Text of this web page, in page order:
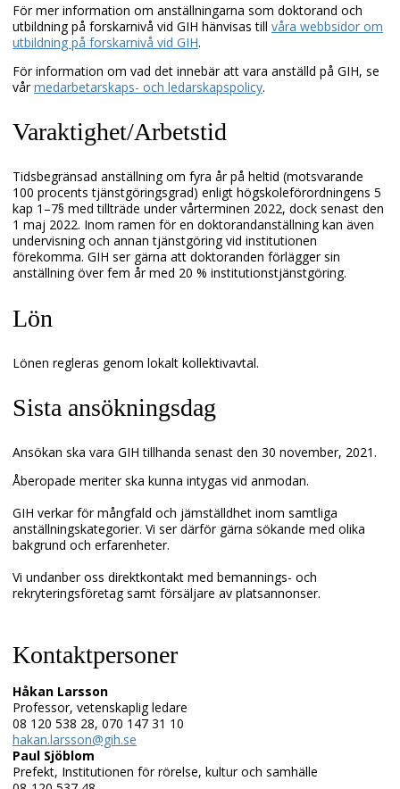
För mer information om anställningarna som doktorand och
utbildning på forskarnivå vid GIH hänvisas till våra webbsidor om
utbildning på forskarnivå vid GIH.
För information om vad det innebär att vara anställd på GIH, se
vårmedarbetarskaps- och ledarskapspolicy.
Varaktighet/Arbetstid
Tidsbegränsad anställning om fyra år på heltid (motsvarande
100 procents tjänstgöringsgrad) enligt högskoleförordningens 5
kap 1–7§ med tillträde under vårterminen 2022, dock senast den
1 maj 2022. Inom ramen för en doktorandanställning kan även
undervisning och annan tjänstgöring vid institutionen
förekomma. GIH ser gärna att doktoranden förlägger sin
anställning över fem år med 20 % institutionstjänstgöring.
Lön
Lönen regleras genom lokalt kollektivavtal.
Sista ansökningsdag
Ansökan ska vara GIH tillhanda senast den 30 november, 2021.
Åberopade meriter ska kunna intygas vid anmodan.
GIH verkar för mångfald och jämställdhet inom samtliga
anställningskategorier. Vi ser därför gärna sökande med olika
bakgrund och erfarenheter.
Vi undanber oss direktkontakt med bemannings- och
rekryteringsföretag samt försäljare av platsannonser.
Kontaktpersoner
Håkan Larsson
Professor, vetenskaplig ledare
08 120 538 28, 070 147 31 10
hakan.larsson@gih.se
Paul Sjöblom
Prefekt, Institutionen för rörelse, kultur och samhälle